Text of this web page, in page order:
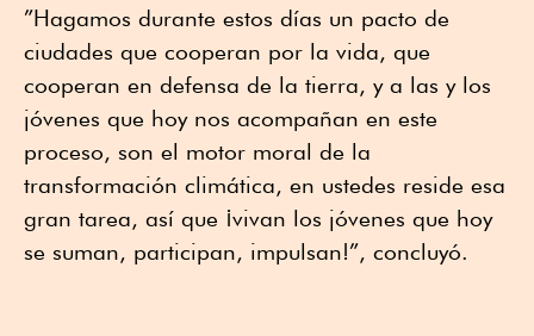
”Hagamos durante estos días un pacto de
ciudades que cooperan por la vida, que
cooperan en defensa de la tierra, y a las y los
jóvenes que hoy nos acompañan en este
proceso, son el motor moral de la
transformación climática, en ustedes reside esa
gran tarea, así que ¡vivan los jóvenes que hoy
se suman, participan, impulsan!”, concluyó.